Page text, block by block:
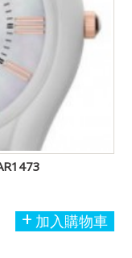
加入購物車